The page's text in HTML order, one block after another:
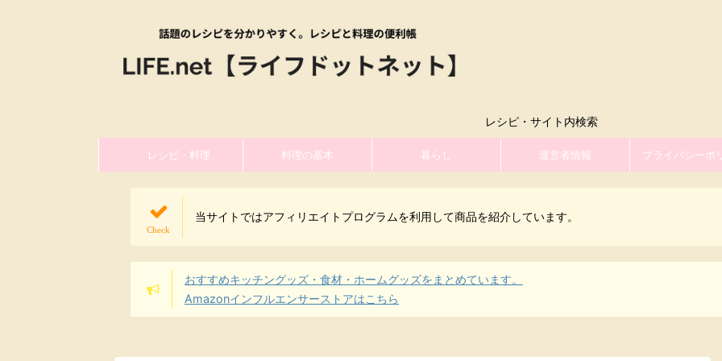
レシピ・サイト内検索
レシピ・料理 料理の基本 暮らし 運営者情報 プライバシーポ
当サイトではアフィリエイトプログラムを利用して商品を紹介しています。
おすすめキッチングッズ・食材・ホームグッズをまとめています。
Amazonインフルエンサーストアはこちら